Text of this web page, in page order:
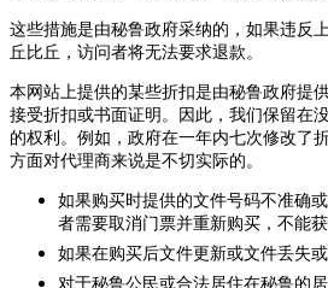
这些措施是由秘鲁政府采纳的，如果违反
丘比丘，访问者将无法要求退款。
本网站上提供的某些折扣是由秘鲁政府提
接受折扣或书面证明。因此，我们保留在
的权利。例如，政府在一年内七次修改了
方面对代理商来说是不切实际的。
如果购买时提供的文件号码不准确
者需要取消门票并重新购买，不能获
如果在购买后文件更新或文件丢失
对于秘鲁公民或合法居住在秘鲁的